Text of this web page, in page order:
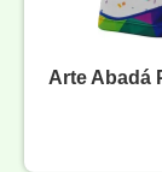
Arte Abadá